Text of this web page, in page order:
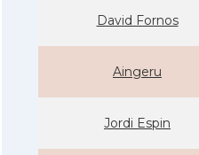
David Fornos
Aingeru
Jordi Espin